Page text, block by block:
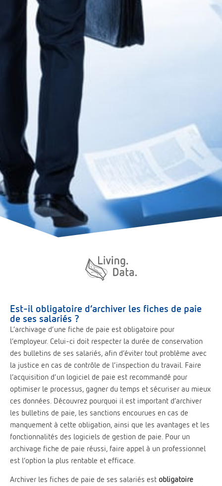
Est-il obligatoire d’archiver les fiches de paie
de ses salariés ?
L’archivage d’une fiche de paie est obligatoire pour
l’employeur. Celui-ci doit respecter la durée de conservation
des bulletins de ses salariés, afin d’éviter tout problème avec
la justice en cas de contrôle de l’inspection du travail. Faire
l’acquisition d’un logiciel de paie est recommandé pour
optimiser le processus, gagner du temps et sécuriser au mieux
ces données. Découvrez pourquoi il est important d’archiver
les bulletins de paie, les sanctions encourues en cas de
manquement à cette obligation, ainsi que les avantages et les
fonctionnalités des logiciels de gestion de paie. Pour un
archivage fiche de paie réussi, faire appel à un professionnel
est l’option la plus rentable et efficace.
Archiver les fiches de paie de ses salariés est obligatoire